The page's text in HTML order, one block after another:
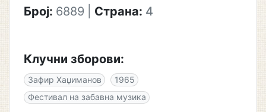
Број: 6889 Страна: 4
Клучни зборови:
Зафир Хаџиманов
1965
Фестивал на забавна музика